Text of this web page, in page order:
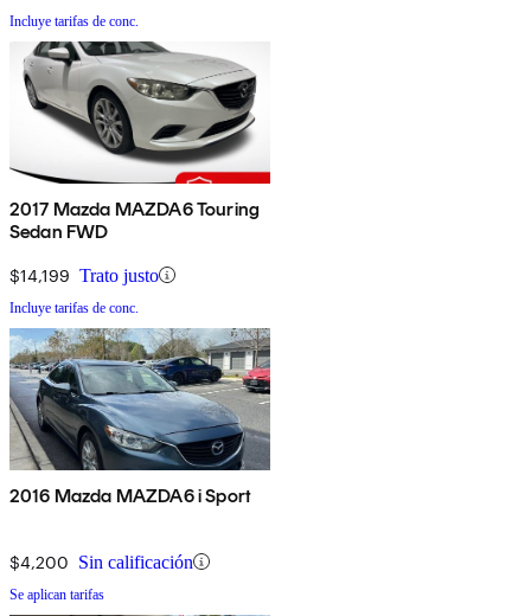
Incluye tarifas de conc.
2017 Mazda MAZDA6 Touring
Sedan FWD
$14,199 Trato justo
Incluye tarifas de conc.
2016 Mazda MAZDA6 i Sport
$4,200 Sin calificación
Se aplican tarifas